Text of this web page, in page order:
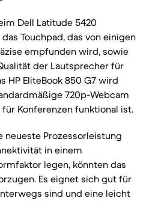
Dell Latitude 5420
Touchpad, das von einigen
empfunden wird, sowie
der Lautsprecher für
HP EliteBook 850 G7 wird
720p-Webcam
Konferenzen funktional ist.
neueste Prozessorleistung
in einem
legen, könnten das
Es eignet sich gut für
sind und eine leicht